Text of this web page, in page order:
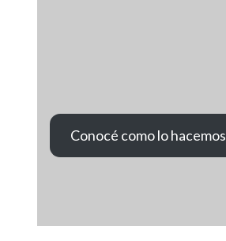
Conocé como lo hacemos